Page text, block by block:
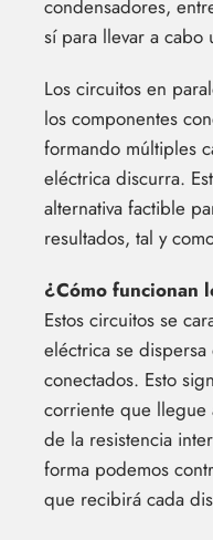
condensadores,
sí para llevar a cabo
Los circuitos en
los componentes
formando múltiples
eléctrica discurra.
alternativa factible
resultados, tal y
¿Cómo funcionan
Estos circuitos se
eléctrica se
conectados. Esto
corriente que llegue
de la resistencia
forma podemos
que recibirá cada